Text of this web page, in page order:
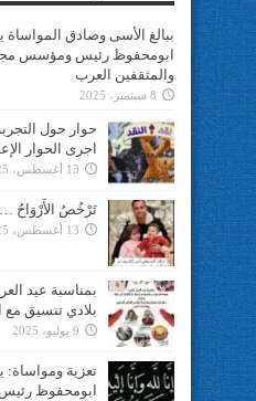
ببالغ الأسى وصادق
ابومحفوظ رئيس ومؤسس
والمثقفين العرب
8 سبتمبر، 2025
حوار حول
اجرى الحوار
13 أغسطس، 2025
تَرْخُصُ الأَرْوَاحُ
13 أغسطس، 2025
بمناسبة عيد
بلادي تنسيق مع
9 يوليو، 2025
تعزية ومواساة:
ابومحفوظ